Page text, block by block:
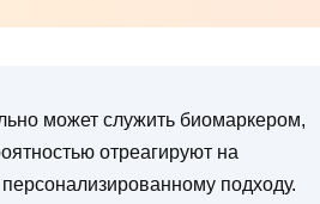
может служить биомаркером,
отреагируют на
подходу.